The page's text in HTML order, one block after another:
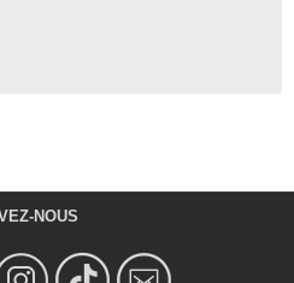
NOUS